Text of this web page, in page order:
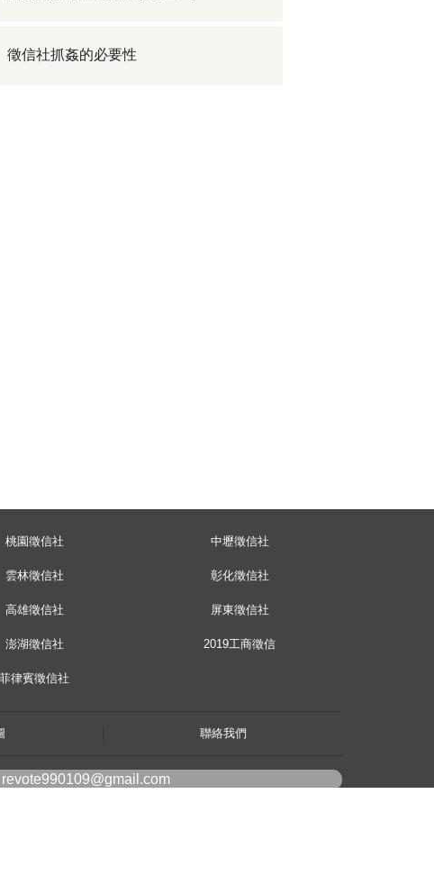
徵信社抓姦的必要性
桃園徵信社 中壢徵信社
雲林徵信社 彰化徵信社
高雄徵信社 屏東徵信社
澎湖徵信社 2019工商徵信
菲律賓徵信社
聯絡我們
revote990109@gmail.com